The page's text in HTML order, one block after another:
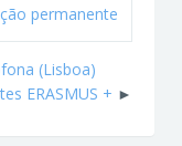
permanente
(Lisboa)
ERASMUS +